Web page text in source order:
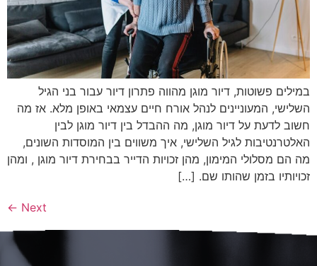
במילים פשוטות, דיור מוגן מהווה פתרון דיור עבור בני הגיל
השלישי, המעוניינים לנהל אורח חיים עצמאי באופן מלא. אז מה
חשוב לדעת על דיור מוגן, מה ההבדל בין דיור מוגן לבין
האלטרנטיבות לגיל השלישי, איך משווים בין המוסדות השונים,
מה הם מסלולי המימון, מהן זכויות הדייר בבחירת דיור מוגן , ומהן
זכויותיו בזמן שהותו שם. […]
Next
←